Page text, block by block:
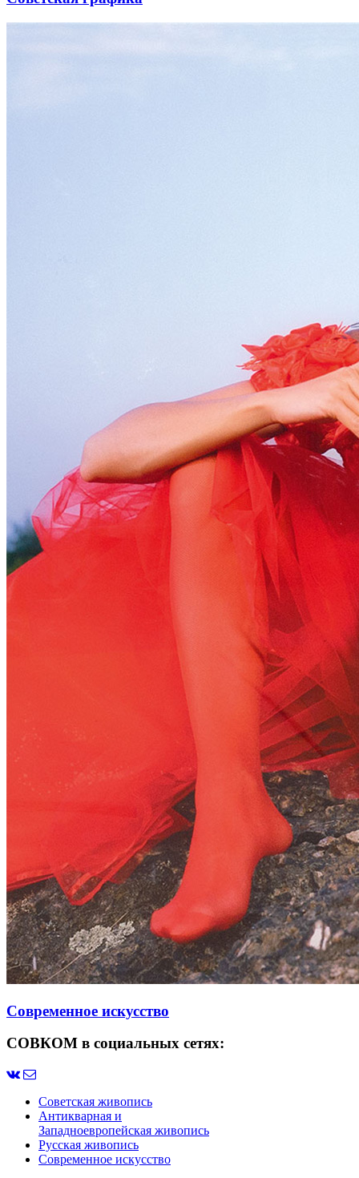
Современное искусство
СОВКОМ в социальных сетях:
Советская живопись
Антикварная и
Западноевропейская живопись
Русская живопись
Современное искусство